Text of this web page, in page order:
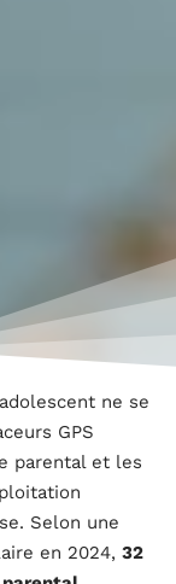
ne se
GPS
parental et les
Selon une
en 2024, 32